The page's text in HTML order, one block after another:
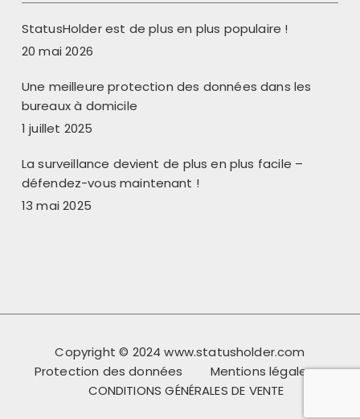
StatusHolder est de plus en plus populaire !
20 mai 2026
Une meilleure protection des données dans les
bureaux à domicile
1 juillet 2025
La surveillance devient de plus en plus facile –
défendez-vous maintenant !
13 mai 2025
Copyright © 2024 www.statusholder.com
Protection des données
Mentions légales
CONDITIONS GÉNÉRALES DE VENTE